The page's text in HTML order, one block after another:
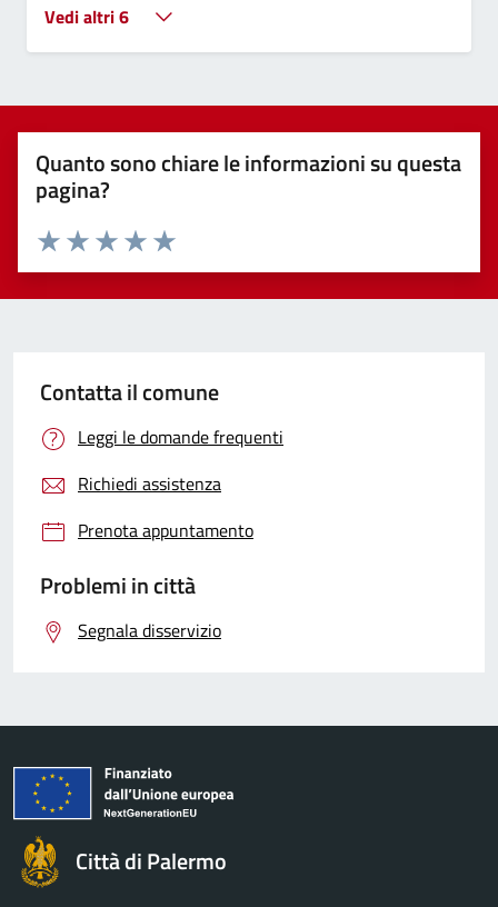
Vedi altri 6
Quanto sono chiare le informazioni su questa
pagina?
Valuta 5 stelle su 5
Valuta 4 stelle su 5
Valuta 3 stelle su 5
Valuta 2 stelle su 5
Valuta 1 stelle su 5
Contatta il comune
Leggi le domande frequenti
Richiedi assistenza
Prenota appuntamento
Problemi in città
Segnala disservizio
Città di Palermo